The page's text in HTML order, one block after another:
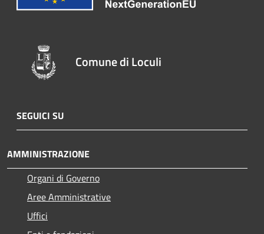
Comune di Loculi
SEGUICI SU
AMMINISTRAZIONE
Organi di Governo
Aree Amministrative
Uffici